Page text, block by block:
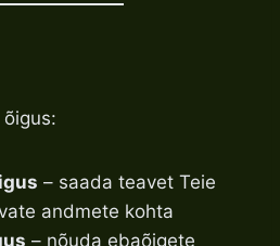
õigus:
– saada teavet Teie
andmete kohta
– nõuda ebaõigete